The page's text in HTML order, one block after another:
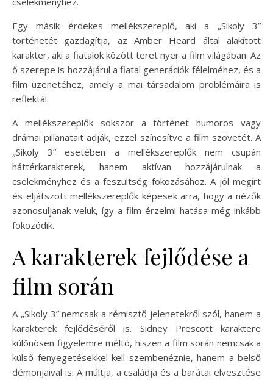
Egy másik érdekes mellékszereplő, aki a „Sikoly 3”
történetét gazdagítja, az Amber Heard által alakított
karakter, aki a fiatalok között teret nyer a film világában. Az
ő szerepe is hozzájárul a fiatal generációk félelméhez, és a
film üzenetéhez, amely a mai társadalom problémáira is
reflektál.
A mellékszereplők sokszor a történet humoros vagy
drámai pillanatait adják, ezzel színesítve a film szövetét. A
„Sikoly 3” esetében a mellékszereplők nem csupán
háttérkarakterek, hanem aktívan hozzájárulnak a
cselekményhez és a feszültség fokozásához. A jól megírt
és eljátszott mellékszereplők képesek arra, hogy a nézők
azonosuljanak velük, így a film érzelmi hatása még inkább
fokozódik.
A karakterek fejlődése a
film során
A „Sikoly 3” nemcsak a rémisztő jelenetekről szól, hanem a
karakterek fejlődéséről is. Sidney Prescott karaktere
különösen figyelemre méltó, hiszen a film során nemcsak a
külső fenyegetésekkel kell szembenéznie, hanem a belső
démonjaival is. A múltja, a családja és a barátai elvesztése